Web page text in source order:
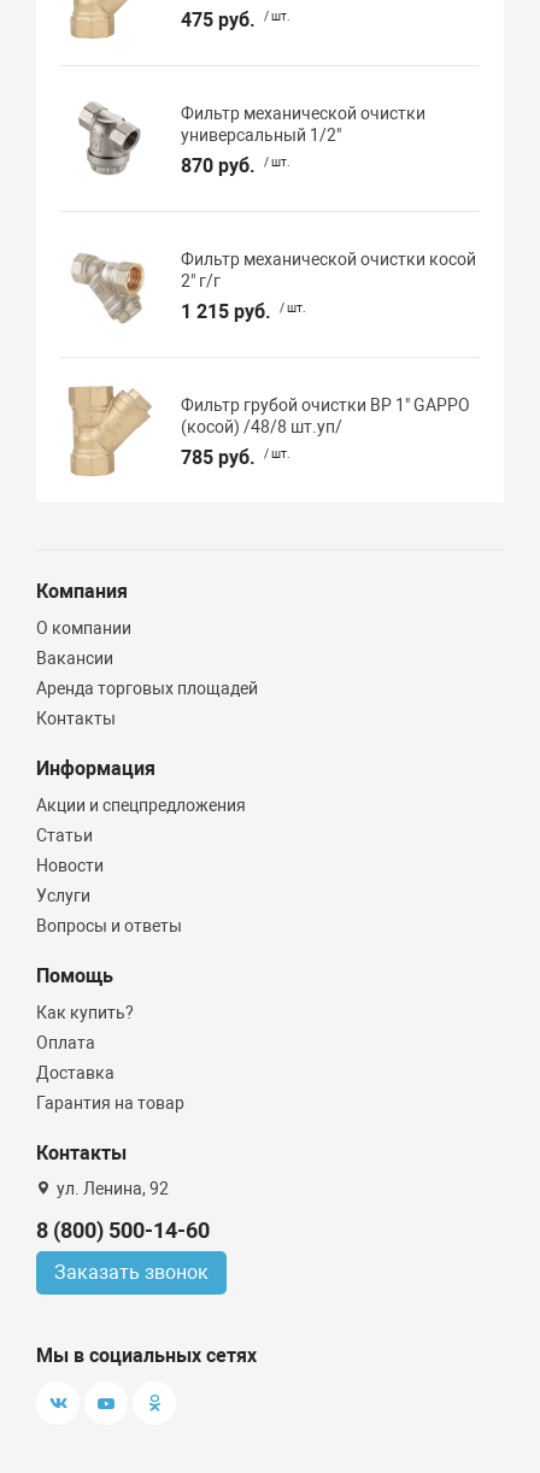
475 руб. / шт.
Фильтр механической очистки
универсальный 1/2"
870 руб. / шт.
Фильтр механической очистки косой
2" г/г
1 215 руб. / шт.
Фильтр грубой очистки ВР 1" GAPPO
(косой) /48/8 шт.уп/
785 руб. / шт.
Компания
О компании
Вакансии
Аренда торговых площадей
Контакты
Информация
Акции и спецпредложения
Статьи
Новости
Услуги
Вопросы и ответы
Помощь
Как купить?
Оплата
Доставка
Гарантия на товар
Контакты
ул. Ленина, 92
8 (800) 500-14-60
Заказать звонок
Мы в социальных сетях